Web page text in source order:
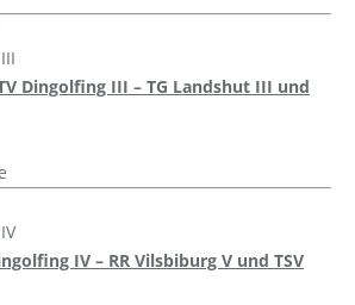
Dingolfing III – TG Landshut III und
IV – RR Vilsbiburg V und TSV